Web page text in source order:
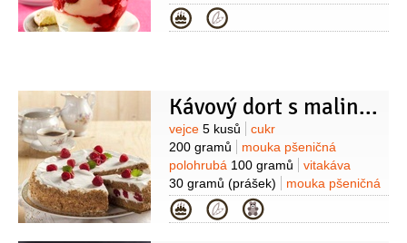
prášek vanilkový
1 špetka
Kategorie
Kávový dort s malinami
Suroviny
vejce 5 kusů
cukr
200 gramů
mouka pšeničná
polohrubá 100 gramů
vitakáva
30 gramů (prášek)
mouka pšeničná
hladká25 gramů
1 špetka
tuk(na vymazání)
mouka
Kategorie